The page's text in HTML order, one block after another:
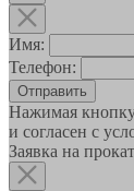
Имя:
Телефон:
Отправить
Нажимая
и согласен с
Заявка на